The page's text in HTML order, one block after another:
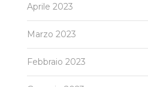
Aprile 2023
Marzo 2023
Febbraio 2023